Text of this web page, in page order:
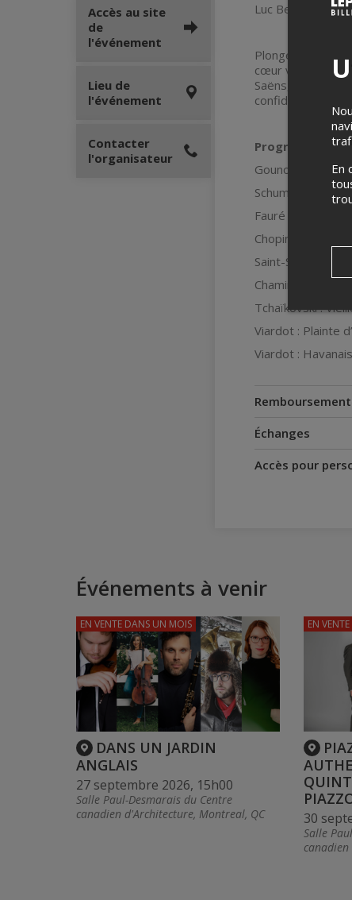
Luc Beauséjour,
Plongez dans
cœur vibrant de
Saëns, Fauré et
confidence, rêve
Programme
Gounod :
Schumann :
Fauré : Clair de
Chopin : Prélude
Saint-Saëns :
Chaminade : Ma
Tchaïkovski :
Viardot : Plainte
Viardot :
Échanges
Accès pour
Accès au site
de
l'événement
Lieu de
l'événement
Contacter
l'organisateur
Événements à venir
DANS UN JARDIN
ANGLAIS
27 septembre 2026, 15h00
Salle Paul-Desmarais du Centre
canadien d'Architecture, Montreal, QC
EN VENTE DANS UN MOIS
30
Salle
EN VENTE
En